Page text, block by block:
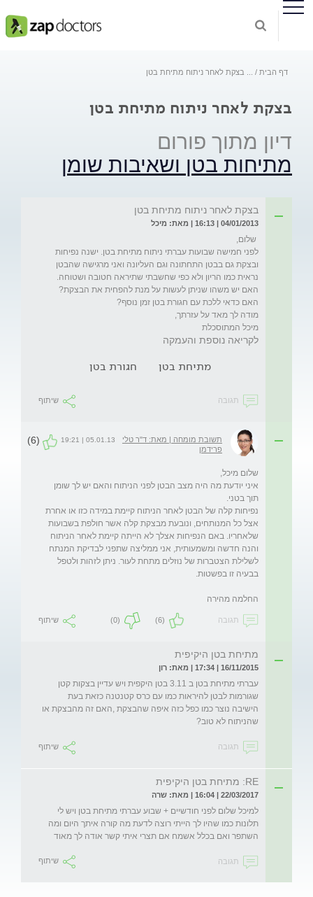
דף הבית בצקת לאחר ניתוח מתיחת בטן
בצקת לאחר ניתוח מתיחת בטן
דיון מתוך פורום
מתיחות בטן ושאיבות שומן
בצקת לאחר ניתוח מתיחת בטן
04/01/2013 | 16:13 | מאת: מיכל
לפני חמישה שבועות עברתי ניתוח מתיחת בטן. ישנה נפיחות
ובצקת גם בבטן התחתונה וגם העליונה ואני מרגישה שהבטן
נראית כמו הריון ולא כפי שחשבתי שתיראה חטובה ושטוחה.
האם יש משהו שניתן לעשות על מנת להפחית את הבצקת?
מיכל המתוסכלת
לקריאה נוספת והעמקה
מתיחת בטן חגורת בטן
תגובה שיתוף
תשובת מומחה | מאת: ד"ר טלי
פרידמן
05.01.13 | 19:21
(6)
איני יודעת מה היה מצב הבטן לפני הניתוח והאם יש לך שומן
נפיחות קלה של הבטן לאחר הניתוח קיימת במידה כזו או אחרת
אצל כל המנותחים, ונובעת מבצקת קלה אשר חולפת בשבועות
שלאחריו. באם הנפיחות אצלך לא הייתה קיימת לאחר הניתוח
והנה חדשה ומשמעותית, אני ממליצה שתפני לבדיקת המנתח
לשלילת הצטברות של נוזלים מתחת לעור. ניתן לזהות ולטפל
החלמה מהירה
תגובה (6)
(0) שיתוף
מתיחת בטן היקיפית
16/11/2015 | 17:34 | מאת: רון
עברתי מתיחת בטן ב 3.11 בטן היקפית ויש עדיין בצקות קטן
שגורמות לבטן להיראות כמו עם כרס קטנטנה כזאת בעת
הישיבה נוצר כמו כפל כזה איפה שהבצקת ,האם זה מהבצקת או
שהניתוח לא טוב?
תגובה שיתוף
RE: מתיחת בטן היקיפית
22/03/2017 | 16:04 | מאת: שרה
למיכל שלום לפני חודשיים + שבוע עברתי מתיחת בטן ויש לי
תלונות כמו שהיו לך הייתי רוצה לדעת מה קורה איתך היום ומה
השתפר ואם בכלל אשמח אם תצרי איתי קשר אודה לך מאוד
תגובה שיתוף